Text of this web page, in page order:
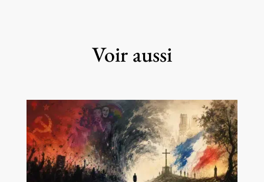
Voir aussi